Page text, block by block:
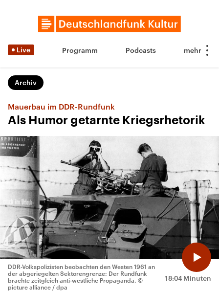
Live Programm Podcasts
Archiv
Mauerbau im DDR-Rundfunk
Als Humor getarnte Kriegsrhetorik
18:04 Minuten
DDR-Volkspolizisten beobachten den Westen 1961 an
der abgeriegelten Sektorengrenze: Der Rundfunk
brachte zeitgleich anti-westliche Propaganda. ©
picture alliance / dpa